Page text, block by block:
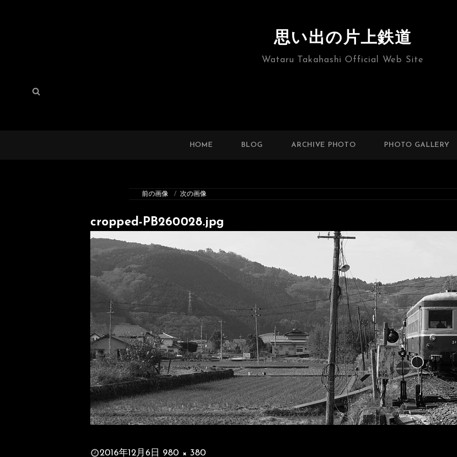
思い出の片上鉄道
Wataru Takahashi Official Web Site
検
HOME BLOG ARCHIVE PHOTO PHOTO GALLERY
前の画像 次の画像
cropped-PB260028.jpg
投2016年12月6日 980 × 380